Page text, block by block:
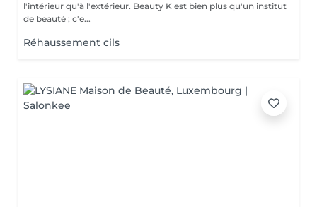
l'intérieur qu'à l'extérieur. Beauty K est bien plus qu'un institut
de beauté ; c'e...
Réhaussement cils